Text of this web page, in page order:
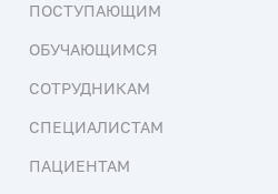
ПОСТУПАЮЩИМ
ОБУЧАЮЩИМСЯ
СОТРУДНИКАМ
СПЕЦИАЛИСТАМ
ПАЦИЕНТАМ